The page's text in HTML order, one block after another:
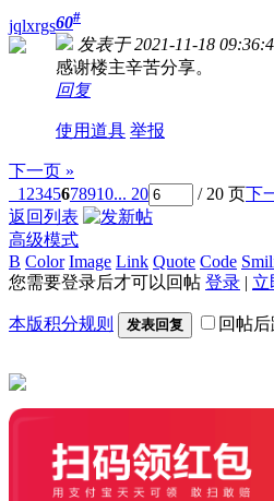
jqlxrgs60#
发表于 2021-11-18
感谢楼主辛苦分享。
回复
使用道具 举报
下一页 »
1 2345678910... 20 / 20 页下
返回列表
高级模式
B Color Image Link Quote Code
您需要登录后才可以回帖 登录 | 立
本版积分规则 发表回复 回帖